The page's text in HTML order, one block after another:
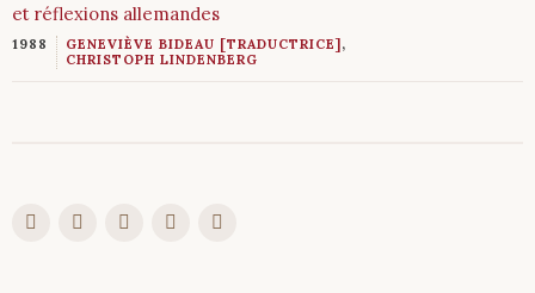
et réflexions allemandes
1988 GENEVIÈVE BIDEAU [TRADUCTRICE] ,
CHRISTOPH LINDENBERG